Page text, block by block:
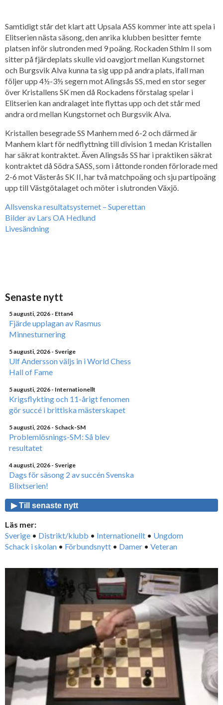
Samtidigt står det klart att Upsala ASS kommer inte att spela i
Elitserien nästa säsong, den anrika klubben besitter femte
platsen inför slutronden med 9 poäng. Rockaden Sthlm II som
sitter på fjärdeplats skulle vid oavgjort mellan Kungstornet
och Burgsvik Alva kunna ta sig upp på andra plats, ifall man
följer upp 4½-3½ segern mot Alingsås SS, med en stor seger
över Kristallens SK men då Rockadens förstalag spelar i
Elitserien kan andralaget inte flyttas upp och det står med
andra ord mellan Kungstornet och Burgsvik Alva.
Kristallen besegrade SS Manhem med 6-2 och därmed är
Manhem klart för nedflyttning till division 1 medan Kristallen
har säkrat kontraktet. Även Alingsås SS har i praktiken säkrat
kontraktet då Södra SASS, som i åttonde ronden förlorade med
2-6 mot Västerås SK II, har två matchpoäng och sju partipoäng
upp till Västgötalaget och möter i slutronden Växjö.
Allsvenska resultatsystemet – Superettan
Bilder av Lars OA Hedlund
Livesändning
Senaste nytt
5 augusti, 2026 - Ettan4
Fjärde upplagan av Rasmus
Minnesturnering
5 augusti, 2026 - Sverige
Ulf Andersson väljs in i World Chess
Hall of Fame
5 augusti, 2026 - Internationellt
Krigsflykting och 11-årigt fenomen
gör succé i brittiska mästerskapet
5 augusti, 2026 - Schack-SM
Problemlösnings-SM: Så blev
resultatet
4 augusti, 2026 - Sverige
Dags för säsong 2 av succén Svenska
Blixtserien!
▶ Till senaste nytt
Läs mer:
Sverige • Distrikt/klubb • Internationellt • Ungdom
Schack i skolan • Förbundsnytt • Damer • Veteran